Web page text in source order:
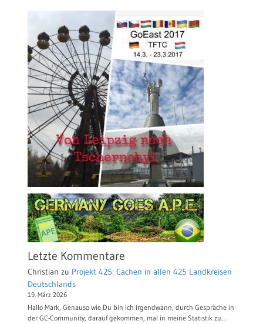
Letzte Kommentare
Christian zu Projekt 425: Cachen in allen 425 Landkreisen
Deutschlands
19. März 2026
Hallo Mark, Genauso wie Du bin ich irgendwann, durch Gespräche in
der GC-Community, darauf gekommen, mal in meine Statistik zu…